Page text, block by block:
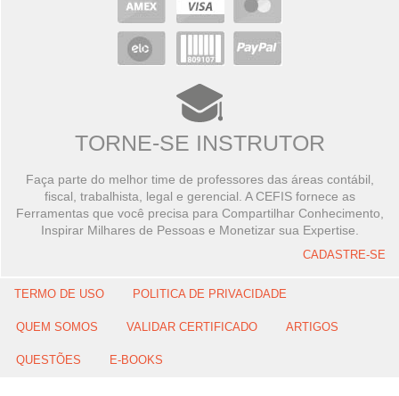
TORNE-SE INSTRUTOR
Faça parte do melhor time de professores das áreas contábil,
fiscal, trabalhista, legal e gerencial. A CEFIS fornece as
Ferramentas que você precisa para Compartilhar Conhecimento,
Inspirar Milhares de Pessoas e Monetizar sua Expertise.
CADASTRE-SE
TERMO DE USO POLITICA DE PRIVACIDADE
QUEM SOMOS VALIDAR CERTIFICADO ARTIGOS
QUESTÕES E-BOOKS